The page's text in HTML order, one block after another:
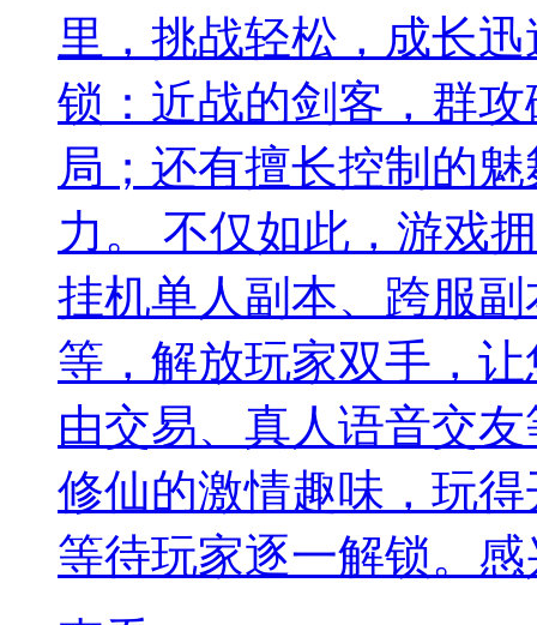
里，挑战轻松，成长
锁：近战的剑客，群
局；还有擅长控制的
力。 不仅如此，游戏
挂机单人副本、跨服
等，解放玩家双手，
由交易、真人语音交
修仙的激情趣味，玩
等待玩家逐一解锁。